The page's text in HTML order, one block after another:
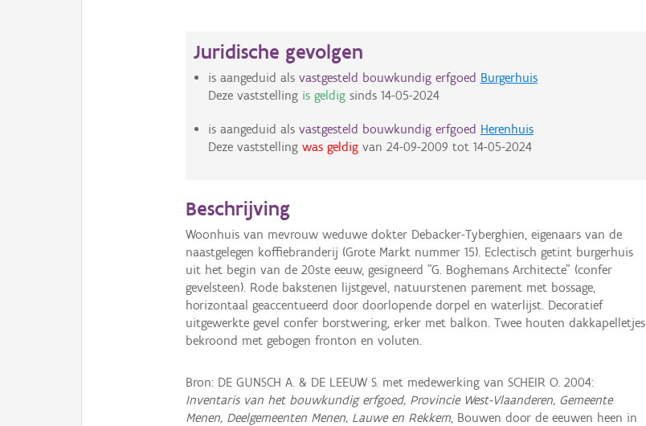
Juridische gevolgen
is aangeduid als vastgesteld bouwkundig erfgoed Burgerhuis
Deze vaststelling is geldigsinds 14-05-2024
is aangeduid als vastgesteld bouwkundig erfgoed Herenhuis
Deze vaststelling was geldigvan 24-09-2009 tot 14-05-2024
Beschrijving
Woonhuis van mevrouw weduwe dokter Debacker-Tyberghien, eigenaars van de
naastgelegen koffiebranderij (Grote Markt nummer 15). Eclectisch getint burgerhuis
uit het begin van de 20ste eeuw, gesigneerd "G. Boghemans Architecte" (confer
gevelsteen). Rode bakstenen lijstgevel, natuurstenen parement met bossage,
horizontaal geaccentueerd door doorlopende dorpel en waterlijst. Decoratief
uitgewerkte gevel confer borstwering, erker met balkon. Twee houten dakkapelletjes
bekroond met gebogen fronton en voluten.
Bron: DE GUNSCH A. & DE LEEUW S. met medewerking van SCHEIR O. 2004:
Inventaris van het bouwkundig erfgoed, Provincie West-Vlaanderen, Gemeente
Menen, Deelgemeenten Menen, Lauwe en Rekkem, Bouwen door de eeuwen heen in